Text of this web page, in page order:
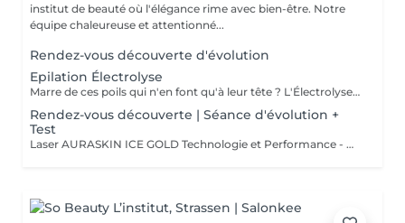
institut de beauté où l'élégance rime avec bien-être. Notre
équipe chaleureuse et attentionné...
Rendez-vous découverte d'évolution
Epilation Électrolyse
Marre de ces poils qui n'en font qu'à leur tête ? L'Électrolyse est l'unique méthode reconnue comme 100% définitive, poil par poil. Elle neutralise tout, même les poils blonds, blancs ou ceux que le laser a ratés. C'est précis, c'est permanent. Le prix s'ajuste à la minute : vous ne payez que le temps vraiment nécessaire.
Rendez-vous découverte | Séance d'évolution +
Test
Laser AURASKIN ICE GOLD Technologie et Performance - multi- longueurs d'onde - tous les phototypes de peau - efficacité - durabilité - confort du traitement extrême - moins de douleurs grâce à son system de refroidissement très performant